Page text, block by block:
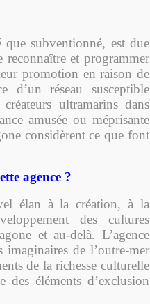
que subventionné, est due
reconnaître et programmer
promotion en raison de
d’un réseau susceptible
ultramarins dans
amusée ou méprisante
considèrent ce que font
agence ?
élan à la création, à la
des cultures
et au-delà. L’agence
imaginaires de l’outre-mer
de la richesse culturelle
éléments d’exclusion